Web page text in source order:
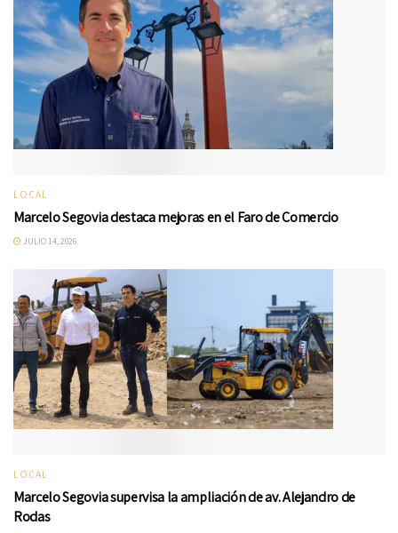
LOCAL
Marcelo Segovia destaca mejoras en el Faro de Comercio
JULIO 14, 2026
LOCAL
Marcelo Segovia supervisa la ampliación de av. Alejandro de
Rodas